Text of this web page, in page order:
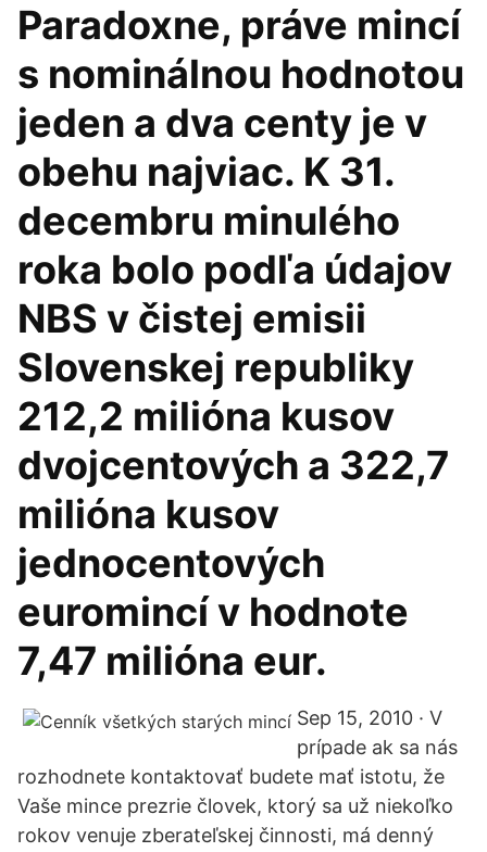
Paradoxne, práve mincí
s nominálnou hodnotou
jeden a dva centy je v
obehu najviac. K 31.
decembru minulého
roka bolo podľa údajov
NBS v čistej emisii
Slovenskej republiky
212,2 milióna kusov
dvojcentových a 322,7
milióna kusov
jednocentových
euromincí v hodnote
7,47 milióna eur.
Sep 15, 2010 · V
prípade ak sa nás
rozhodnete kontaktovať budete mať istotu, že
Vaše mince prezrie človek, ktorý sa už niekoľko
rokov venuje zberateľskej činnosti, má denný